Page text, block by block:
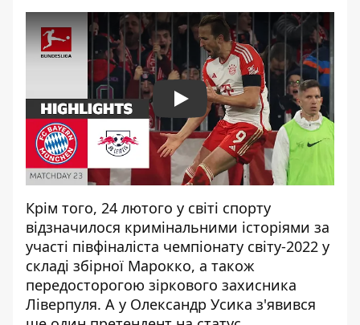
Play
Крім того, 24 лютого у світі спорту
відзначилося кримінальними історіями за
участі півфіналіста чемпіонату світу-2022 у
складі збірної Марокко, а також
передосторогою зіркового захисника
Ліверпуля. А у Олександр Усика з'явився